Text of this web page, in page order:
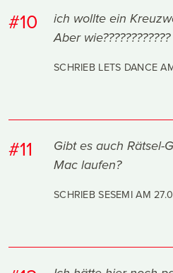
#10
ich wollte ein
Aber wie????????????
SCHRIEB LETS DANCE
#11
Gibt es auch Rätsel-
Mac laufen?
SCHRIEB SESEMI AM